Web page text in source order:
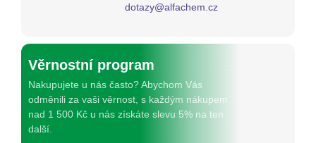
dotazy@alfachem.cz
Věrnostní program
Nakupujete u nás často? Abychom Vás
odměnili za vaši věrnost, s každým nákupem
nad 1 500 Kč u nás získáte slevu 5% na ten
další.